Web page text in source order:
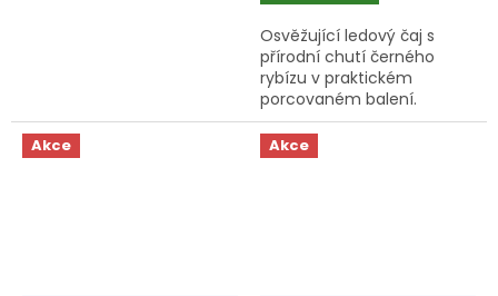
Osvěžující ledový čaj s
přírodní chutí černého
rybízu v praktickém
porcovaném balení.
Připravuje se jednoduše ve
studené vodě za 8 minut.
Akce Akce